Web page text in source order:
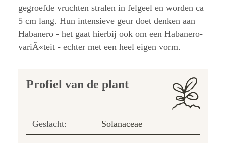
gegroefde vruchten stralen in felgeel en worden ca
5 cm lang. Hun intensieve geur doet denken aan
Habanero - het gaat hierbij ook om een Habanero-
variÃ«teit - echter met een heel eigen vorm.
Profiel van de plant
Geslacht: Solanaceae